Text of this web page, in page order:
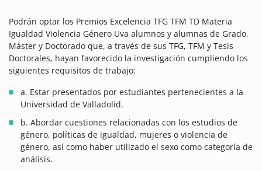
Podrán optar los Premios Excelencia TFG TFM TD Materia
Igualdad Violencia Género Uva alumnos y alumnas de Grado,
Máster y Doctorado que, a través de sus TFG, TFM y Tesis
Doctorales, hayan favorecido la investigación cumpliendo los
siguientes requisitos de trabajo:
a. Estar presentados por estudiantes pertenecientes a la
Universidad de Valladolid.
b. Abordar cuestiones relacionadas con los estudios de
género, políticas de igualdad, mujeres o violencia de
género, así como haber utilizado el sexo como categoría de
análisis.